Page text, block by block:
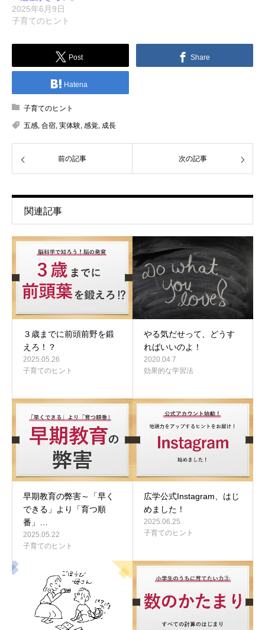
2025年6月9日
子育てのヒント
Post Share
Hatena
子育てのヒント
五感, 合宿, 実体験, 感覚, 成長
前の記事 次の記事
関連記事
３歳までに前頭前野を鍛
えろ！？
2025.05.26
子育てのヒント
やる気だせって、どうす
ればいいのよ！
2020.04.7
効果的な学習法
早期教育の弊害～「早く
できる」より「育つ順
番」…
2025.05.22
子育てのヒント
広学公式Instagram、はじ
めました！
2025.06.25
子育てのヒント